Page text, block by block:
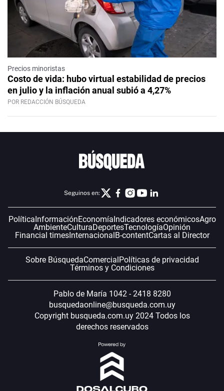
Precios minoristas
Costo de vida: hubo virtual estabilidad de precios
en julio y la inflación anual subió a 4,27%
POR REDACCIÓN BÚSQUEDA
Seguinos en:
PolíticaInformaciónEconomíaIndicadores económicosAgro
AmbienteCulturaDeportesTecnologíaOpinión
Financial timesInternacionalB-contentCartas al Director
Sobre BúsquedaComercialPolíticas de privacidad
Términos y Condiciones
Pablo de María 1042 - 2418 8280
busquedaonline@busqueda.com.uy
Copyright busqueda.com.uy 2024 Todos los
derechos reservados